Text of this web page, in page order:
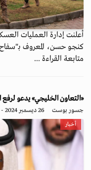
أعلنت إدارة العمليات
كنجو حسن، المعروف بـ"سفاح
متابعة القراءة ...
«التعاون الخليجي» يدعو لرفع
جسور بوست 26 ديسمبر 2024 - 14:41
أخبار